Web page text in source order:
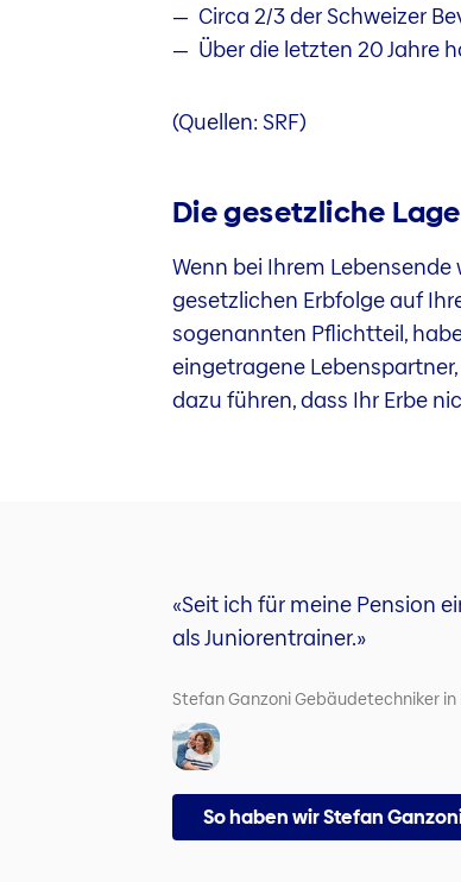
Circa 2/3 der Schweizer
Über die letzten 20 Jahre
(Quellen: SRF)
Die gesetzliche Lage
Wenn bei Ihrem
gesetzlichen Erbfolge auf
sogenannten Pflichtteil,
eingetragene
dazu führen, dass Ihr Erbe
«Seit ich für meine Pension
als Juniorentrainer.»
Stefan Ganzoni Gebäudetechniker in
So haben wir Stefan